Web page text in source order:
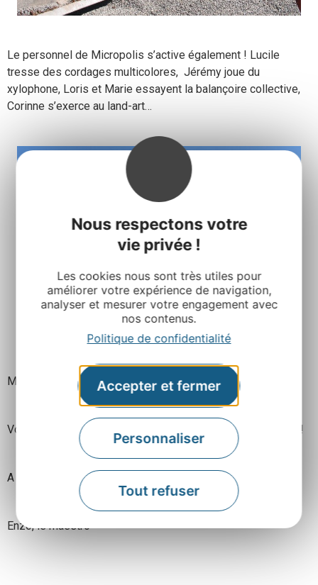
Nous respectons votre
vie privée !
Les cookies nous sont très utiles pour
améliorer votre expérience de navigation,
analyser et mesurer votre engagement avec
nos contenus.
Politique de confidentialité
Accepter et fermer
Personnaliser
Tout refuser
Le personnel de Micropolis s’active également ! Lucile
tresse des cordages multicolores, Jérémy joue du
xylophone, Loris et Marie essayent la balançoire collective,
Corinne s’exerce au land-art…
Mais que se passe t-il àMicropolis?!
Vous le saurez en venant nous rendre visite dès le 26 avril !
A bientôt pour de nouvelles aventures!
Enzo, le maestro